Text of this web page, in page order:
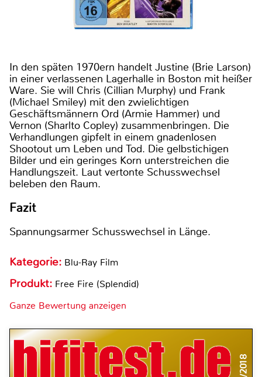
In den späten 1970ern handelt Justine (Brie Larson)
in einer verlassenen Lagerhalle in Boston mit heißer
Ware. Sie will Chris (Cillian Murphy) und Frank
(Michael Smiley) mit den zwielichtigen
Geschäftsmännern Ord (Armie Hammer) und
Vernon (Sharlto Copley) zusammenbringen. Die
Verhandlungen gipfelt in einem gnadenlosen
Shootout um Leben und Tod. Die gelbstichigen
Bilder und ein geringes Korn unterstreichen die
Handlungszeit. Laut vertonte Schusswechsel
beleben den Raum.
Fazit
Spannungsarmer Schusswechsel in Länge.
Kategorie: Blu-Ray Film
Produkt: Free Fire (Splendid)
Ganze Bewertung anzeigen
1/2018